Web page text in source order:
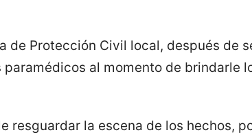
de Protección Civil local, después de
paramédicos al momento de brindarle
resguardar la escena de los hechos,